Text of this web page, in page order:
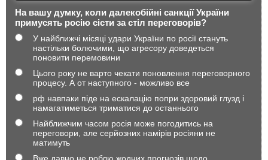
На вашу думку, коли далекобійні санкції України
примусять росію сісти за стіл переговорів?
У найближчі місяці удари України по росії стануть
настільки болючими, що агресору доведеться
поновити перемовини
Цього року не варто чекати поновлення переговорного
процесу. А от наступного - можливо все
рф навпаки піде на ескалацію попри здоровий глузд і
намагатиметься триматися до останнього
Найближчим часом росія може погодитись на
переговори, але серйозних намірів росіяни не
матимуть